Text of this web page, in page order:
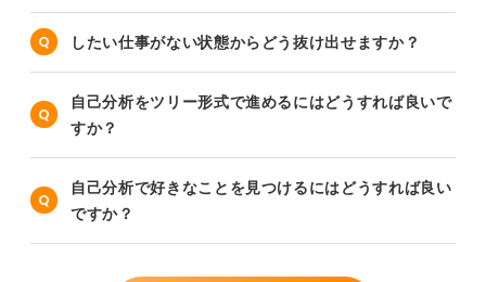
したい仕事がない状態からどう抜け出せますか？
自己分析をツリー形式で進めるにはどうすれば良いで
すか？
自己分析で好きなことを見つけるにはどうすれば良い
ですか？